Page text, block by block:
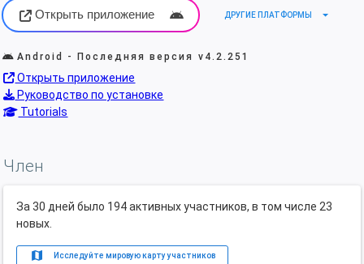
Открыть приложение ДРУГИЕ ПЛАТФОРМЫ arrow_drop_down
Android - Последняя версия v4.2.251
Открыть приложение
Руководство по установке
Tutorials
Член
За 30 дней было 194 активных участников, в том числе 23
новых.
map Исследуйте мировую карту участников